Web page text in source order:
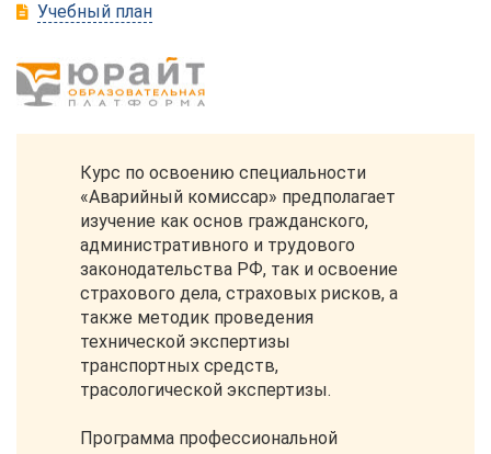
Учебный план
Курс по освоению специальности
«Аварийный комиссар» предполагает
изучение как основ гражданского,
административного и трудового
законодательства РФ, так и освоение
страхового дела, страховых рисков, а
также методик проведения
технической экспертизы
транспортных средств,
трасологической экспертизы.
Программа профессиональной